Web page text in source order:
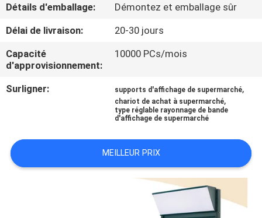
CONTRÔLE
DE
QUALITÉ
DEMANDEZ
Détails d'emballage:
Démontez et emballage sûr
Délai de livraison:
20-30 jours
Capacité
d'approvisionnement:
10000 PCs/mois
Surligner: supports d'affichage de supermarché,
chariot de achat à supermarché,
type réglable rayonnage de bande
d'affichage de supermarché
MEILLEUR PRIX